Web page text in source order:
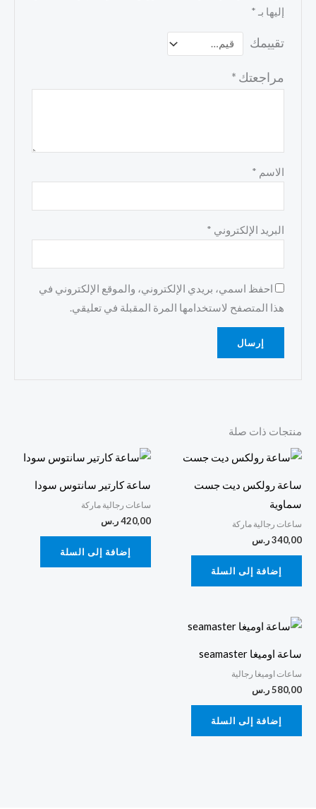
إليها بـ *
تقييمك
مراجعتك *
الاسم *
البريد الإلكتروني *
احفظ اسمي، بريدي الإلكتروني، والموقع الإلكتروني في
هذا المتصفح لاستخدامها المرة المقبلة في تعليقي.
منتجات ذات صلة
ساعة رولكس ديت جست
سماوية
ساعات رجالية ماركة
340,00ر.س
إضافة إلى السلة
ساعة كارتير سانتوس سودا
ساعات رجالية ماركة
420,00ر.س
إضافة إلى السلة
ساعة اوميغا seamaster
ساعات اوميغا رجالية
580,00ر.س
إضافة إلى السلة